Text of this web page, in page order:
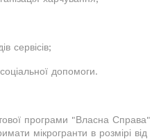
сервісів;
допомоги.
програми "Власна Справа"
мікрогранти в розмірі від